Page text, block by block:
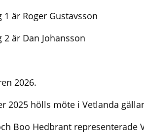
1 är Roger Gustavsson
2 är Dan Johansson
2026.
2025 hölls möte i Vetlanda
Boo Hedbrant representerade